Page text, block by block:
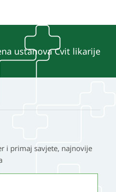
ustanova Cvit likarije
i primaj savjete, najnovije